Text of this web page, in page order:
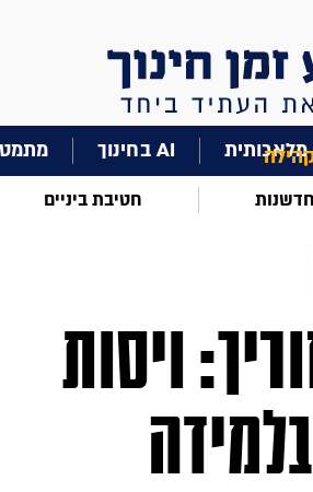
מלאכותית AI בחינוך
חדשנות חטיבת ביניים
ויסות